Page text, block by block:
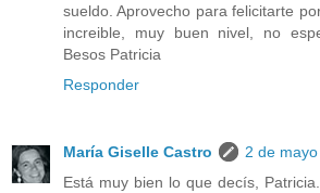
sueldo. Aprovecho para felicitarte
increible, muy buen nivel, no
Besos Patricia
Responder
María Giselle Castro
2 de
Está muy bien lo que decís,